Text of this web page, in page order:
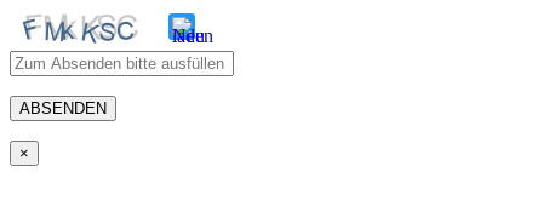
gib
im
CAPTCHA
×